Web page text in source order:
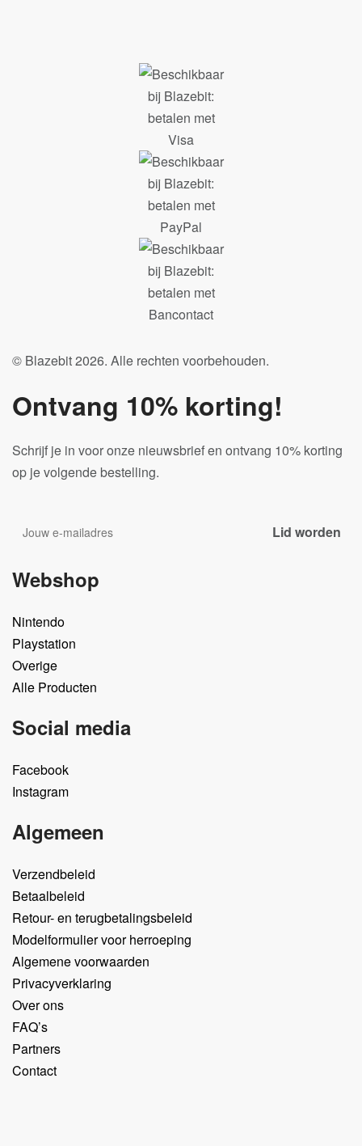
© Blazebit 2026. Alle rechten voorbehouden.
Ontvang 10% korting!
Schrijf je in voor onze nieuwsbrief en ontvang 10% korting
op je volgende bestelling.
Webshop
Nintendo
Playstation
Overige
Alle Producten
Social media
Facebook
Instagram
Algemeen
Verzendbeleid
Betaalbeleid
Retour- en terugbetalingsbeleid
Modelformulier voor herroeping
Algemene voorwaarden
Privacyverklaring
Over ons
FAQ’s
Partners
Contact